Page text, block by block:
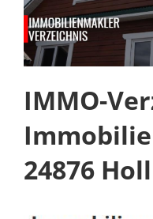
IMMO-
24876